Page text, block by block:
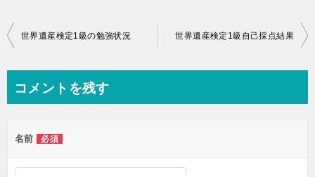
投
ビ
ー
シ
世界遺産検定1級の勉強状況 世界遺産検定1級自己採点結果
コメントを残す
名前 必須